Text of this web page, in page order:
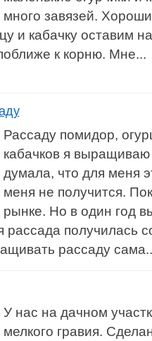
много завязей.
и кабачку оставим
к корню. Мне...
Рассаду помидор,
кабачков я
думала, что для меня
меня не получится.
рынке. Но в один год
получилась
рассаду
У нас на дачном
мелкого гравия.